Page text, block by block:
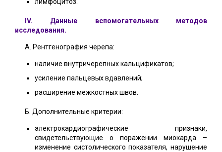
лимфоцитоз.
IV. Данные вспомогательных методов
исследования.
А. Рентгенография черепа:
наличие внутричерепных кальцификатов;
усиление пальцевых вдавлений;
расширение межкостных швов.
Б. Дополнительные критерии:
электрокардиографические признаки,
свидетельствующие о поражении миокарда –
изменение систолического показателя, нарушение